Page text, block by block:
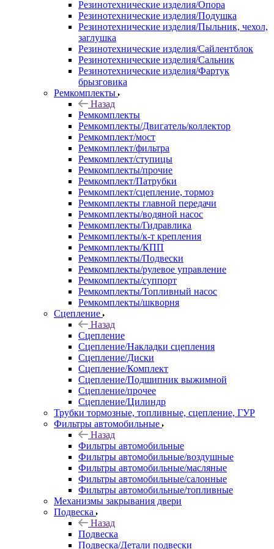
Резинотехнические изделия/Опора
Резинотехнические изделия/Подушка
Резинотехнические изделия/Пыльник, чехол,
заглушка
Резинотехнические изделия/Сайлентблок
Резинотехнические изделия/Сальник
Резинотехнические изделия/Фартук
брызговика
Ремкомплекты
Назад
Ремкомплекты
Ремкомплекты/Двигатель/коллектор
Ремкомплект/мост
Ремкомплект/фильтра
Ремкомплект/ступицы
Ремкомплекты/прочие
Ремкомплект/Патрубки
Ремкомплект/сцепление, тормоз
Ремкомплекты главной передачи
Ремкомплекты/водяной насос
Ремкомплекты/Гидравлика
Ремкомплекты/к-т крепления
Ремкомплекты/КПП
Ремкомплекты/Подвески
Ремкомплекты/рулевое управление
Ремкомплекты/суппорт
Ремкомплекты/Топливный насос
Ремкомплекты/шкворня
Сцепление
Назад
Сцепление
Сцепление/Накладки сцепления
Сцепление/Диски
Сцепление/Комплект
Сцепление/Подшипник выжимной
Сцепление/прочее
Сцепление/Цилиндр
Трубки тормозные, топливные, сцепление, ГУР
Фильтры автомобильные
Назад
Фильтры автомобильные
Фильтры автомобильные/воздушные
Фильтры автомобильные/масляные
Фильтры автомобильные/салонные
Фильтры автомобильные/топливные
Механизмы закрывания двери
Подвеска
Назад
Подвеска
Подвеска/Детали подвески